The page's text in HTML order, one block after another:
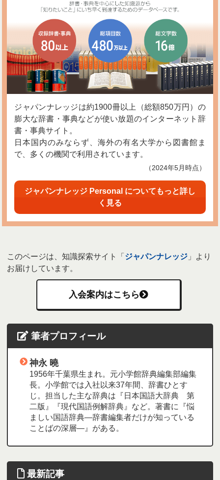
ジャパンナレッジは約1900冊以上（総額850万円）の
膨大な辞書・事典などが使い放題のインターネット辞
書・事典サイト。
日本国内のみならず、海外の有名大学から図書館ま
で、多くの機関で利用されています。
（2024年5月時点）
ジャパンナレッジ Personal についてもっと詳し
く見る
このページは、知識探索サイト「 ジャパンナレッジ 」より
お届けしています。
入会案内はこちら
筆者プロフィール
神永 曉
1956年千葉県生まれ。元小学館辞典編集部編集
長。小学館では入社以来37年間、辞書ひとす
じ。担当した主な辞典は『日本国語大辞典 第
二版』『現代国語例解辞典』など。著書に『悩
ましい国語辞典―辞書編集者だけが知っている
ことばの深層―』がある。
最新記事